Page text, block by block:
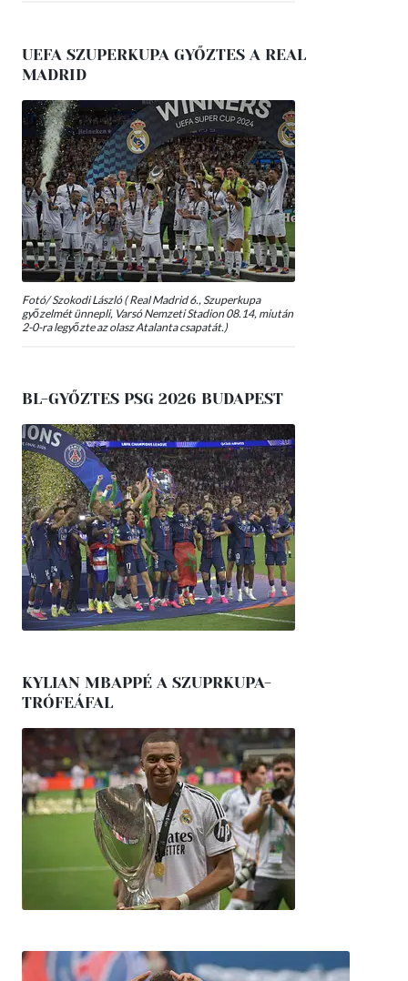
UEFA SZUPERKUPA GYŐZTES A REAL
MADRID
Fotó/ Szokodi László ( Real Madrid 6., Szuperkupa
győzelmét ünnepli, Varsó Nemzeti Stadion 08.14, miután
2-0-ra legyőzte az olasz Atalanta csapatát.)
BL-GYŐZTES PSG 2026 BUDAPEST
KYLIAN MBAPPÉ A SZUPRKUPA-
TRÓFEÁFAL